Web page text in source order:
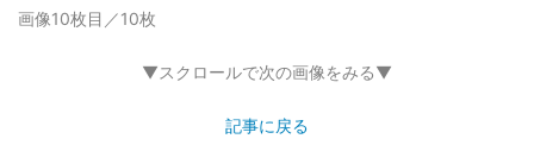
画像10枚目／10枚
▼スクロールで次の画像をみる▼
記事に戻る